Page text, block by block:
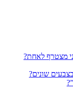
מצטרף לאחת?
שונים?